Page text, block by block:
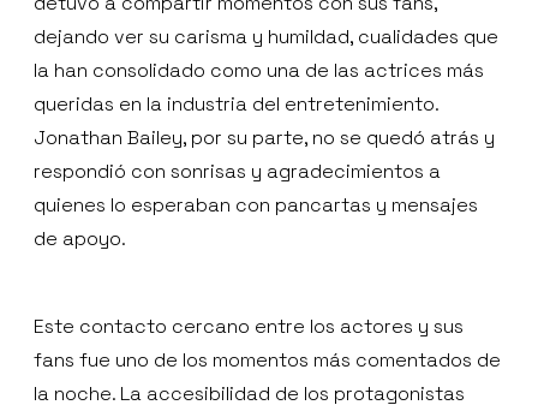
dejando ver su carisma y humildad, cualidades que
la han consolidado como una de las actrices más
queridas en la industria del entretenimiento.
Jonathan Bailey, por su parte, no se quedó atrás y
respondió con sonrisas y agradecimientos a
quienes lo esperaban con pancartas y mensajes
de apoyo.
Este contacto cercano entre los actores y sus
fans fue uno de los momentos más comentados de
la noche. La accesibilidad de los protagonistas